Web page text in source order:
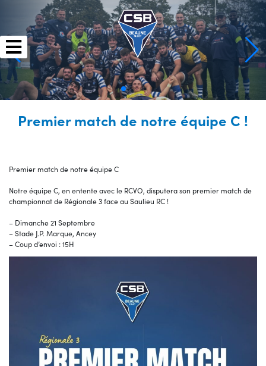
Premier match de notre équipe C !
Premier match de notre équipe C
Notre équipe C, en entente avec le RCVO, disputera son premier match de
championnat de Régionale 3 face au Saulieu RC !
– Dimanche 21 Septembre
– Stade J.P. Marque, Ancey
– Coup d’envoi : 15H